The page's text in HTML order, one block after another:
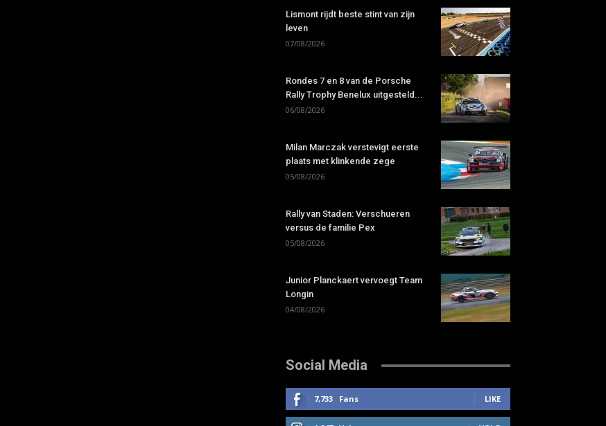
Lismont rijdt beste stint van zijn
leven
07/08/2026
Rondes 7 en 8 van de Porsche
Rally Trophy Benelux uitgesteld...
06/08/2026
Milan Marczak verstevigt eerste
plaats met klinkende zege
05/08/2026
Rally van Staden: Verschueren
versus de familie Pex
05/08/2026
Junior Planckaert vervoegt Team
Longin
04/08/2026
Social Media
7,733 Fans LIKE